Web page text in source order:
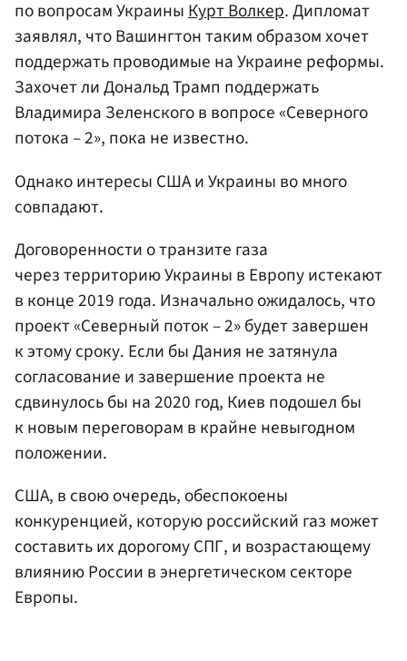
по вопросам УкраиныКурт Волкер. Дипломат
заявлял, что Вашингтон таким образом хочет
поддержать проводимые на Украине реформы.
Захочет ли Дональд Трамп поддержать
Владимира Зеленского в вопросе «Северного
потока – 2», пока не известно.
Однако интересы США и Украины во много
совпадают.
Договоренности о транзите газа
через территорию Украины в Европу истекают
в конце 2019 года. Изначально ожидалось, что
проект «Северный поток – 2» будет завершен
к этому сроку. Если бы Дания не затянула
согласование и завершение проекта не
сдвинулось бы на 2020 год, Киев подошел бы
к новым переговорам в крайне невыгодном
положении.
США, в свою очередь, обеспокоены
конкуренцией, которую российский газ может
составить их дорогому СПГ, и возрастающему
влиянию России в энергетическом секторе
Европы.